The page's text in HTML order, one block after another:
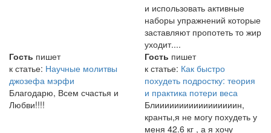
и использовать активные
наборы упражнений которые
заставляют пропотеть то жир
уходит....
Гость пишет
к статье: Научные молитвы
джозефа мэрфи
Благодарю, Всем счастья и
Любви!!!!
Гость пишет
к статье: Как быстро
похудеть подростку: теория
и практика потери веса
Блииииииииииииииииин,
кранты,я не могу похудеть у
меня 42.6 кг , а я хочу